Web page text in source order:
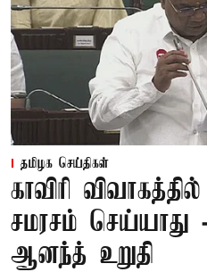
தமிழக செய்திகள்
காவிரி
சமரசம்
ஆனந்த் உறுதி